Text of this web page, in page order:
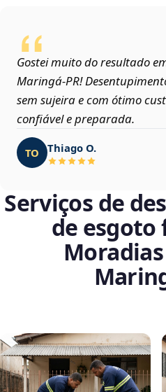
Gostei muito do resultado
Maringá‑PR!
sem sujeira e com ótimo
confiável e preparada.
TO Thiago O.
Serviços de
de esgoto